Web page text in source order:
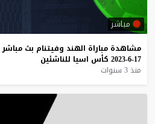
مباشر
مشاهدة مباراة الهند وفيتنام بث مباشر
17-6-2023
كأس اسيا للناشئين
منذ 3 سنوات